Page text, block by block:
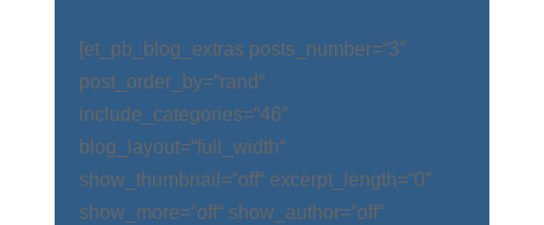
[et_pb_blog_extras posts_number=“3″
post_order_by=“rand“
include_categories=“46″
blog_layout=“full_width“
show_thumbnail=“off“ excerpt_length=“0″
show_more=“off“ show_author=“off“